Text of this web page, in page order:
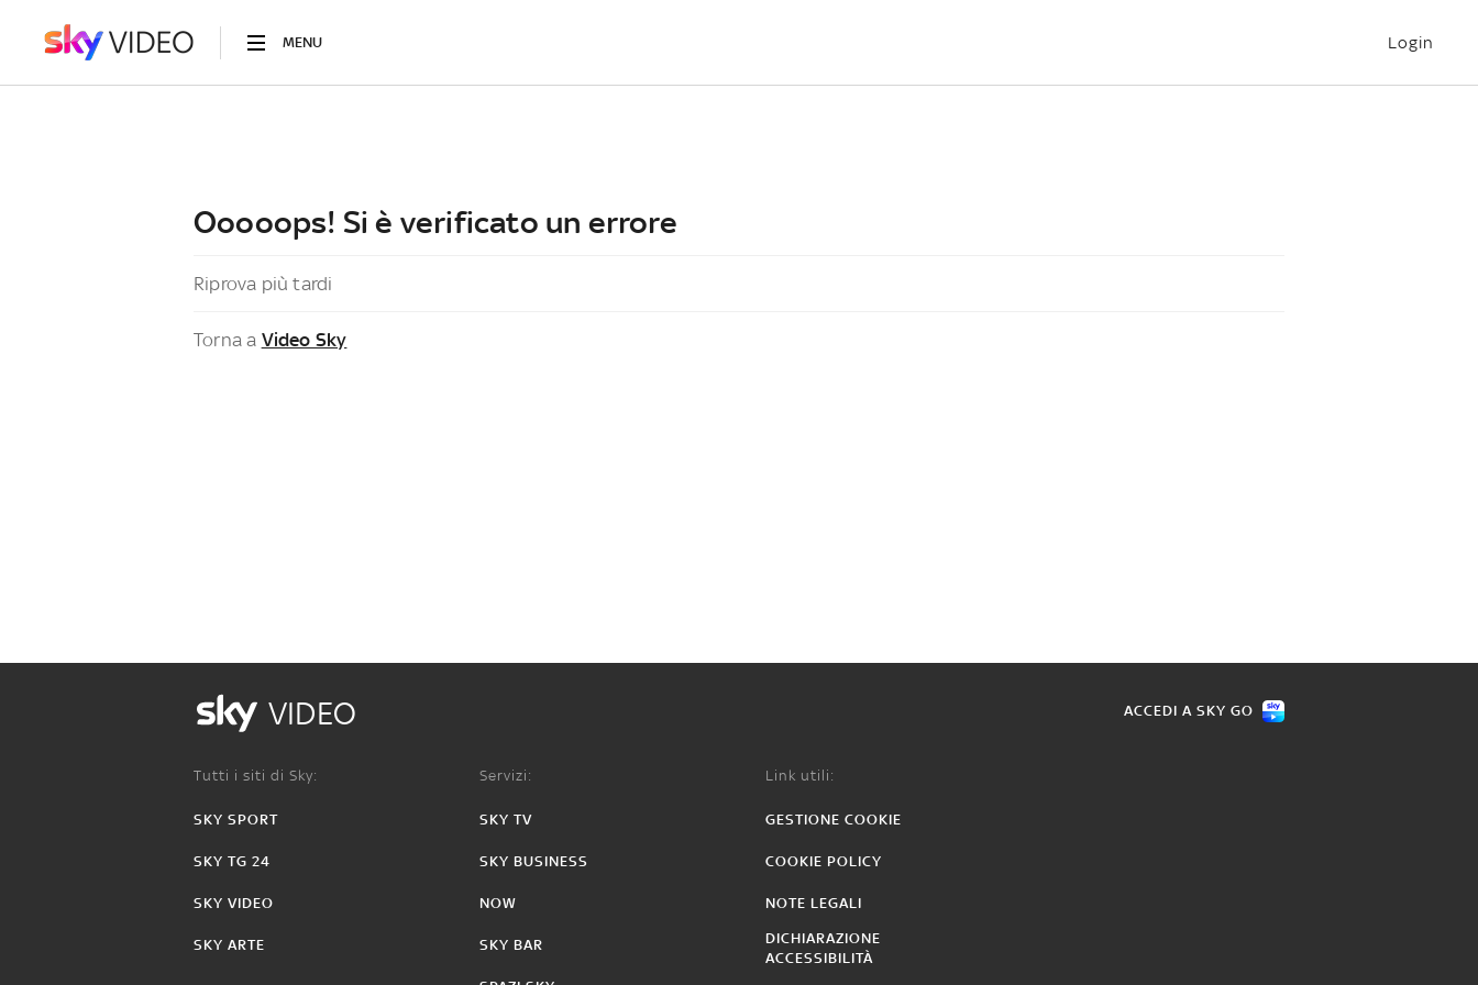
MENU Login
Ooooops! Si è verificato un errore
Riprova più tardi
Torna a Video Sky
VIDEO ACCEDI A SKY GO
Tutti i siti di Sky:
SKY SPORT
SKY TG 24
SKY VIDEO
SKY ARTE
Servizi:
SKY TV
SKY BUSINESS
NOW
SKY BAR
Link utili:
GESTIONE COOKIE
COOKIE POLICY
NOTE LEGALI
DICHIARAZIONE
ACCESSIBILITÀ